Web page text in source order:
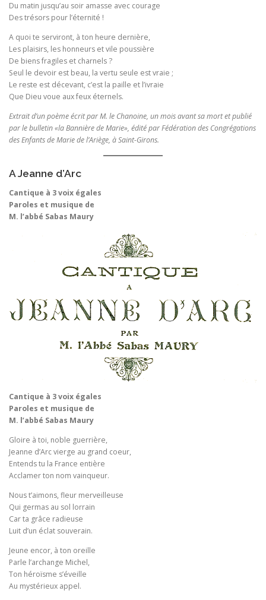
Du matin jusqu’au soir amasse avec courage
Des trésors pour l’éternité !
A quoi te serviront, à ton heure dernière,
Les plaisirs, les honneurs et vile poussière
De biens fragiles et charnels ?
Seul le devoir est beau, la vertu seule est vraie ;
Le reste est décevant, c’est la paille et l’ivraie
Que Dieu voue aux feux éternels.
Extrait d’un poème écrit par M. le Chanoine, un mois avant sa mort et publié
par le bulletin «la Bannière de Marie», édité par Fédération des Congrégations
des Enfants de Marie de l’Ariège, à Saint-Girons.
A Jeanne d’Arc
Cantique à 3 voix égales
Paroles et musique de
M. l’abbé Sabas Maury
Cantique à 3 voix égales
Paroles et musique de
M. l’abbé Sabas Maury
Gloire à toi, noble guerrière,
Jeanne d’Arc vierge au grand coeur,
Entends tu la France entière
Acclamer ton nom vainqueur.
Nous t’aimons, fleur merveilleuse
Qui germas au sol lorrain
Car ta grâce radieuse
Luit d’un éclat souverain.
Jeune encor, à ton oreille
Parle l’archange Michel,
Ton héroïsme s’éveille
Au mystérieux appel.